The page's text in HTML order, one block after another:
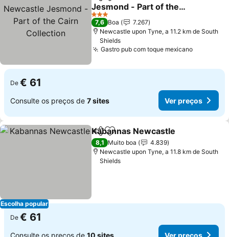
Jesmond - Part of the
Cairn Collection
Ver preços
3 Estrelas
7,6 Boa
7.267
Newcastle upon Tyne, a 11.2 km de South
Shields
Gastro pub com toque mexicanoVer
De € 61
Consulte os preços de 7 sites Ver preços
Escolha popular
PartilharAdicionar aos favoritos
Kabannas Newcastle
8,1 Muito boa
4.839
Newcastle upon Tyne, a 11.8 km de South
Shields
De € 61
Consulte os preços de 10 sites Ver preços